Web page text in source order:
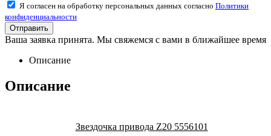
Я согласен на обработку персональных данных согласно Политики
конфиденциальности
Ваша заявка принята. Мы свяжемся с вами в ближайшее время
Описание
Описание
Звездочка привода Z20 5556101